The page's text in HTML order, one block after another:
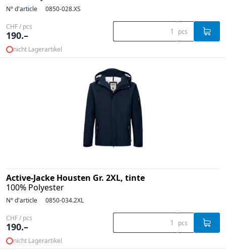
N° d'article 0850-028.XS
CHF / pcs
190.– pcs
nicht Lagerartikel
Active-Jacke Housten Gr. 2XL, tinte
100% Polyester
N° d'article 0850-034.2XL
CHF / pcs
190.– pcs
nicht Lagerartikel